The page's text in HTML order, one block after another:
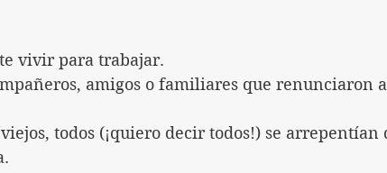
vivir para trabajar.
amigos o familiares que renunciaron
todos (¡quiero decir todos!) se arrepentían